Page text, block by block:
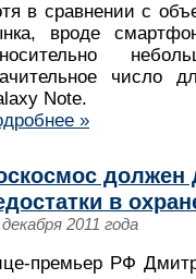
в сравнении с
вроде
число
Note.
»
должен
в
2011 года
премьер РФ